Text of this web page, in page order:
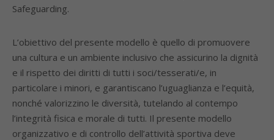
Safeguarding.
L’obiettivo del presente modello è quello di promuovere
una cultura e un ambiente inclusivo che assicurino la dignità
e il rispetto dei diritti di tutti i soci/tesserati/e, in
particolare i minori, e garantiscano l’uguaglianza e l’equità,
nonché valorizzino le diversità, tutelando al contempo
l’integrità fisica e morale di tutti. Il presente modello
organizzativo e di controllo dell’attività sportiva deve